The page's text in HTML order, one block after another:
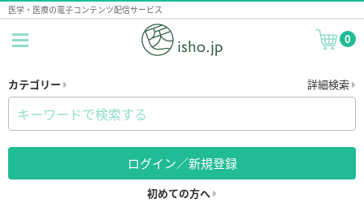
医学・医療の電子コンテンツ配信サービス
0
カテゴリー 詳細検索
ログイン／新規登録
初めての方へ